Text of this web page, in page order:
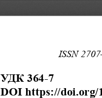
ISSN
УДК 364-7
DOI https://doi.org/